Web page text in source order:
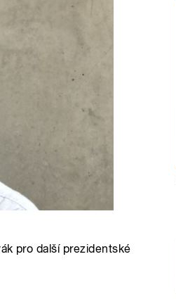
pro další prezidentské